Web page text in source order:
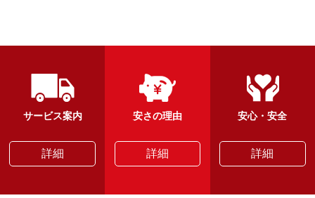
サービス案内
詳細
安さの理由
詳細
安心・安全
詳細